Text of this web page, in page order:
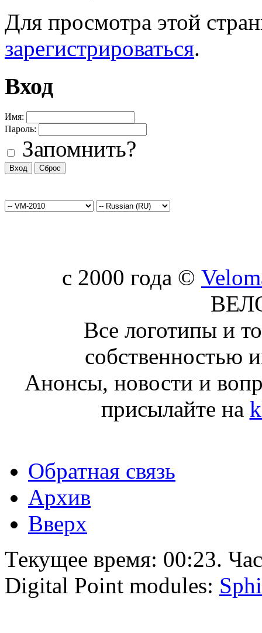
Для просмотра этой
зарегистрироваться.
Вход
Имя:
Пароль:
Запомнить?
c 2000 года ©
Все логотипы и
собственностью
Анонсы, новости и
присылайте на
Обратная связь
Архив
Вверх
Текущее время: 00:23.
Digital Point modules: